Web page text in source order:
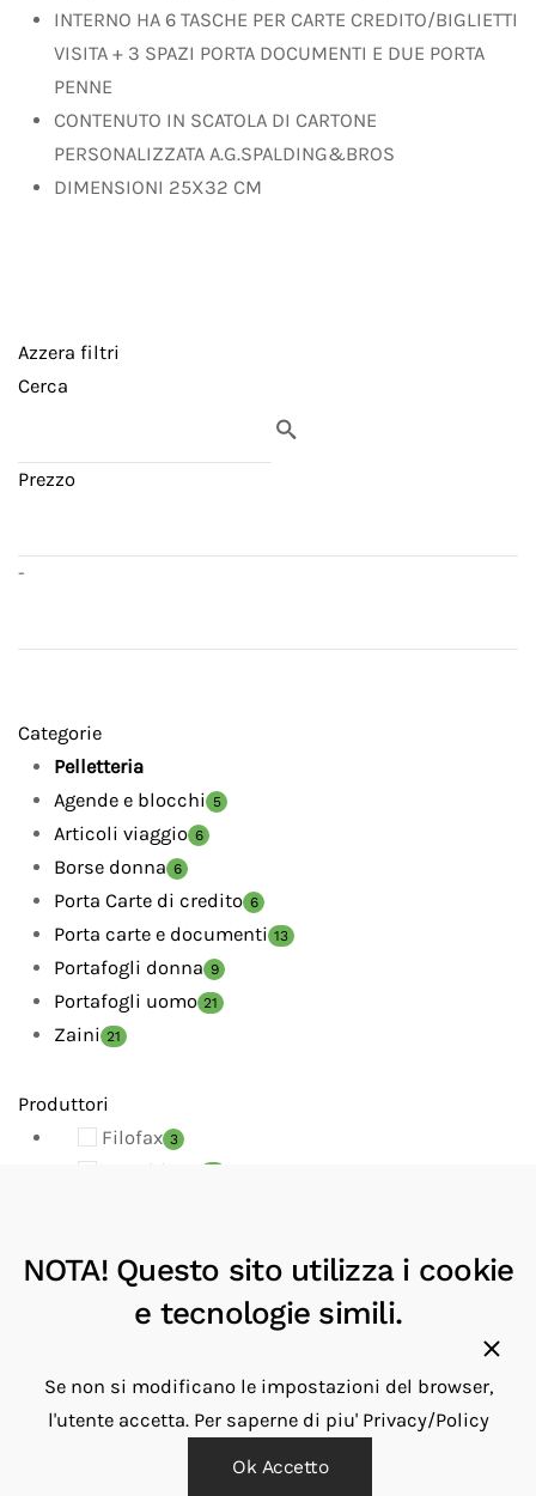
INTERNO HA 6 TASCHE PER CARTE CREDITO/BIGLIETTI
VISITA + 3 SPAZI PORTA DOCUMENTI E DUE PORTA
PENNE
CONTENUTO IN SCATOLA DI CARTONE
PERSONALIZZATA A.G.SPALDING&BROS
DIMENSIONI 25X32 CM
Azzera filtri
Cerca
Prezzo
-
Categorie
Pelletteria
Agende e blocchi 5
Articoli viaggio 6
Borse donna 6
Porta Carte di credito 6
Porta carte e documenti 13
Portafogli donna 9
Portafogli uomo 21
Zaini 21
Produttori
Filofax 3
Montblanc
Porsche Design 27
SPALDING & BROS 53
Disponibilita'
NOTA! Questo sito utilizza i cookie
e tecnologie simili.
Se non si modificano le impostazioni del browser,
l'utente accetta. Per saperne di piu' Privacy/Policy
Ok Accetto